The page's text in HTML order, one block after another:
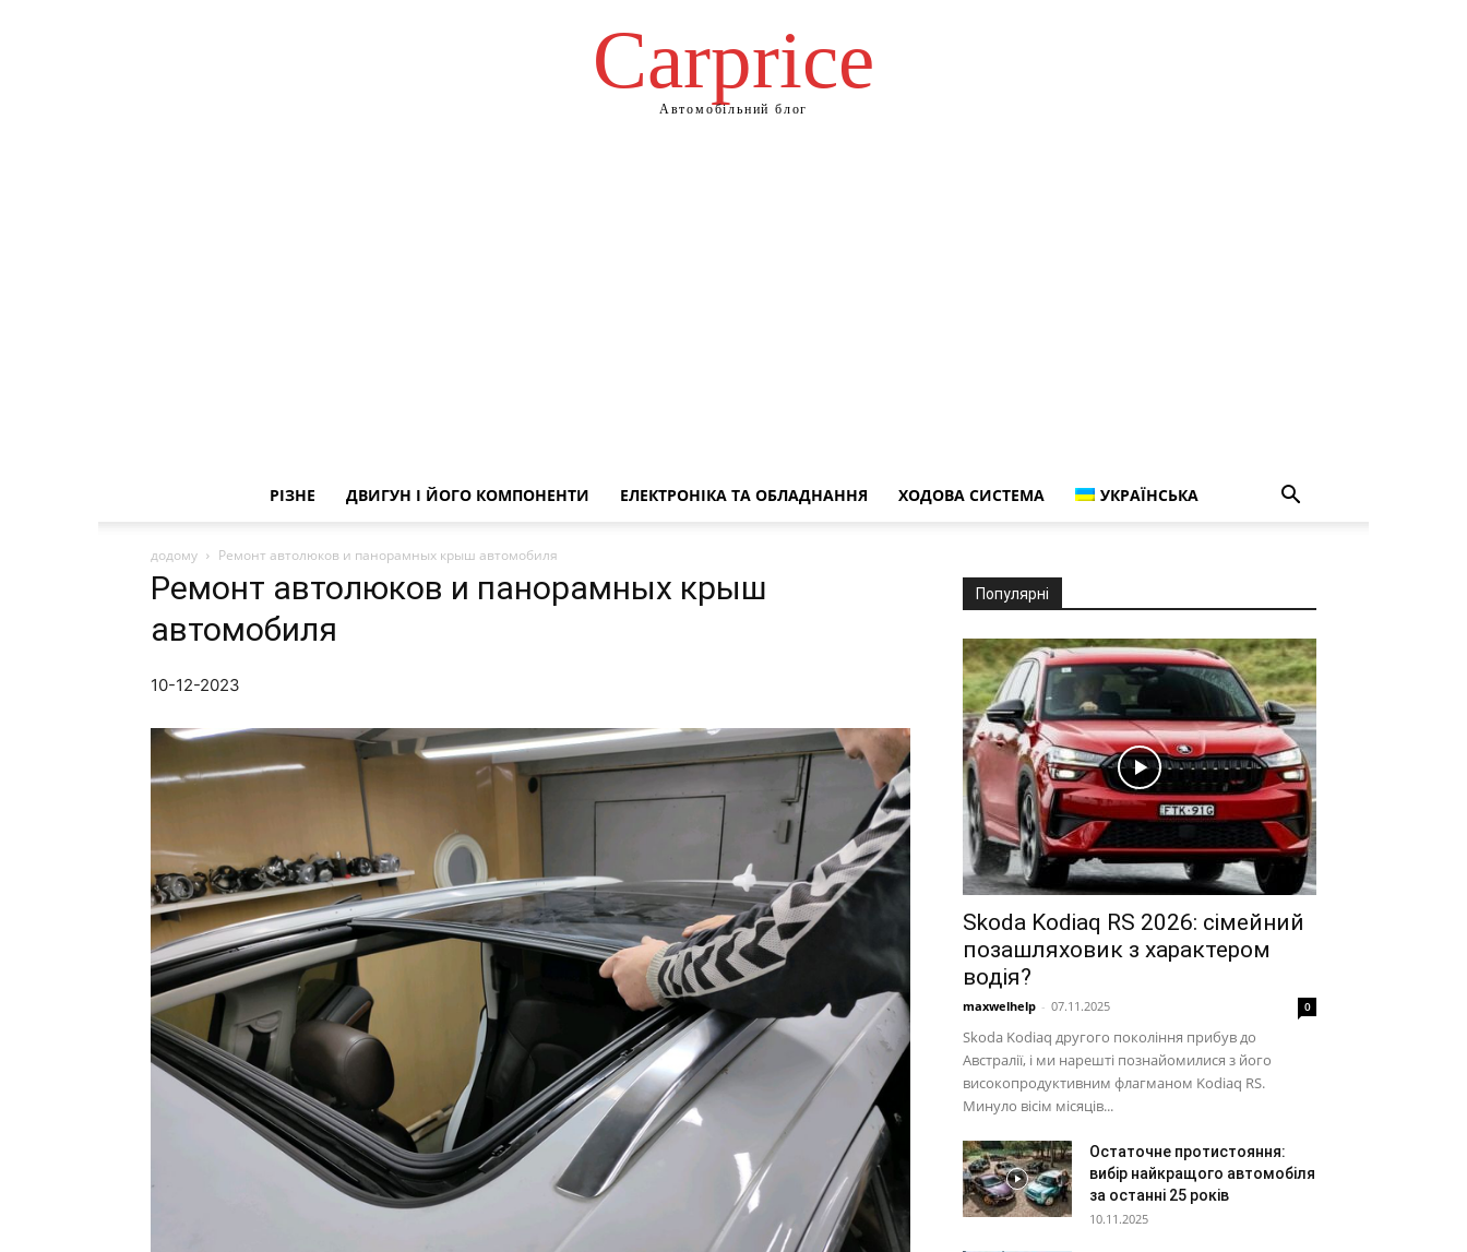
Сarprice
Автомобільний блог
РІЗНЕ ДВИГУН І ЙОГО КОМПОНЕНТИ ЕЛЕКТРОНІКА ТА ОБЛАДНАННЯ ХОДОВА СИСТЕМА УКРАЇНСЬКА
додому Ремонт автолюков и панорамных крыш автомобиля
Ремонт автолюков и панорамных крыш
автомобиля
10-12-2023
Популярні
Skoda Kodiaq RS 2026: сімейний
позашляховик з характером
водія?
maxwelhelp - 07.11.2025 0
Skoda Kodiaq другого покоління прибув до
Австралії, і ми нарешті познайомилися з його
високопродуктивним флагманом Kodiaq RS.
Минуло вісім місяців...
Остаточне протистояння:
вибір найкращого автомобіля
за останні 25 років
10.11.2025